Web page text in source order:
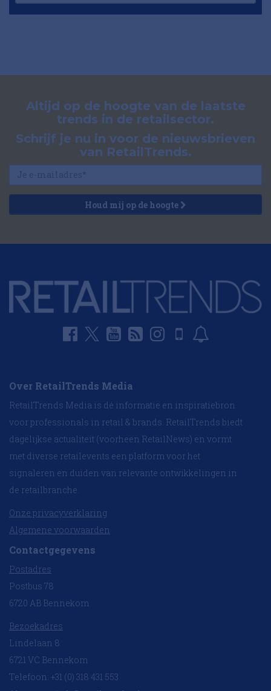
Altijd op de hoogte van de laatste
trends in de retailsector.
Schrijf je nu in voor de nieuwsbrieven
van RetailTrends.
Houd mij op de hoogte
Over RetailTrends Media
RetailTrends Media is dé informatie en inspiratiebron
voor professionals in retail & brands. RetailTrends biedt
dagelijkse actualiteit (voorheen RetailNews) en vormt
met diverse retailevents een platform voor het
signaleren en duiden van relevante ontwikkelingen in
de retailbranche.
Onze privacyverklaring
Algemene voorwaarden
Contactgegevens
Postadres
Postbus 78
6720 AB Bennekom
Bezoekadres
Lindelaan 8
6721 VC Bennekom
Telefoon: +31 (0) 318 431 553